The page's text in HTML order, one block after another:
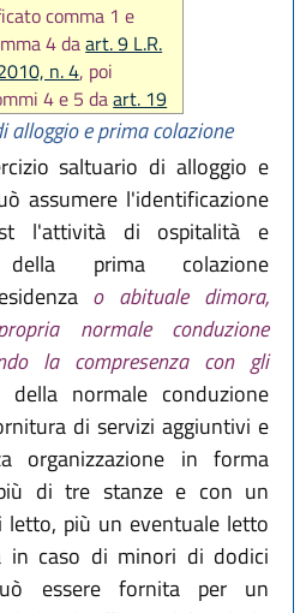
comma 1 e
4 daart. 9 L.R.
n. 4, poi
4 e 5 daart. 19
2016, n. 4 , infine
4 bis e
5 daart. 11 L.R.
n. 25)
e prima colazione
saltuario di alloggio e
assumere l'identificazione
l'attività di ospitalità e
della prima colazione
o abituale dimora,
normale conduzione
la compresenza con gli
della normale conduzione
di servizi aggiuntivi e
organizzazione in forma
di tre stanze e con un
letto, più un eventuale letto
in caso di minori di dodici
essere fornita per un